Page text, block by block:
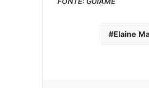
Elaine